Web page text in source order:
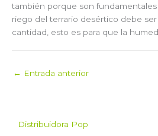
también porque son
riego del terrario desértico debe
cantidad, esto es para que la
← Entrada anterior
Distribuidora Pop